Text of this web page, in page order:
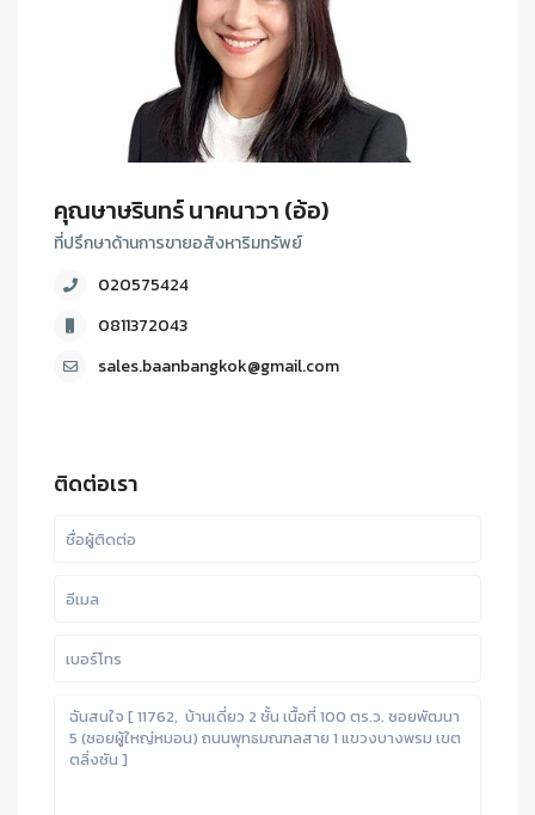
คุณษาษรินทร์ นาคนาวา (อ้อ)
ที่ปรึกษาด้านการขายอสังหาริมทรัพย์
020575424
0811372043
sales.baanbangkok@gmail.com
ติดต่อเรา